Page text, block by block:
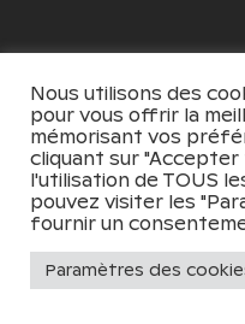
Nous utilisons des
pour vous offrir la
mémorisant vos
cliquant sur
l'utilisation de TOUS
pouvez visiter les
fournir un
Paramètres des